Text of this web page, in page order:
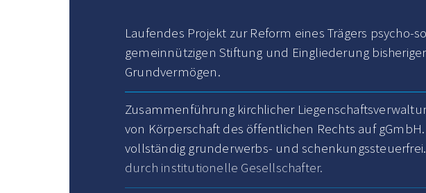
Laufendes Projekt zur Reform eines Trägers
gemeinnützigen Stiftung und Eingliederung
Grundvermögen.
Zusammenführung kirchlicher
von Körperschaft des öffentlichen Rechts auf
vollständig grunderwerbs- und
durch institutionelle Gesellschafter.